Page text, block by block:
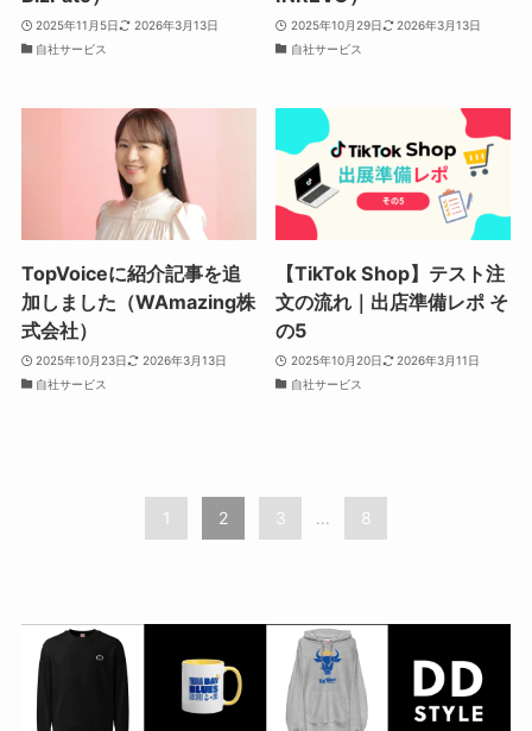
2025年11月5日
2026年3月13日
自社サービス
2025年10月29日
2026年3月13日
自社サービス
TopVoiceに紹介記事を追
加しました（WAmazing株
式会社）
2025年10月23日
2026年3月13日
自社サービス
【TikTok Shop】テスト注
文の流れ｜出店準備レポ そ
の5
2025年10月20日
2026年3月11日
自社サービス
1 2 3 ... 8